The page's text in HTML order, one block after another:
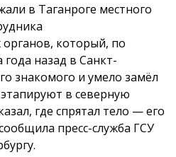
в Таганроге местного
который, по
года назад в Санкт-
знакомого и умело замёл
в северную
где спрятал тело — его
пресс-служба ГСУ